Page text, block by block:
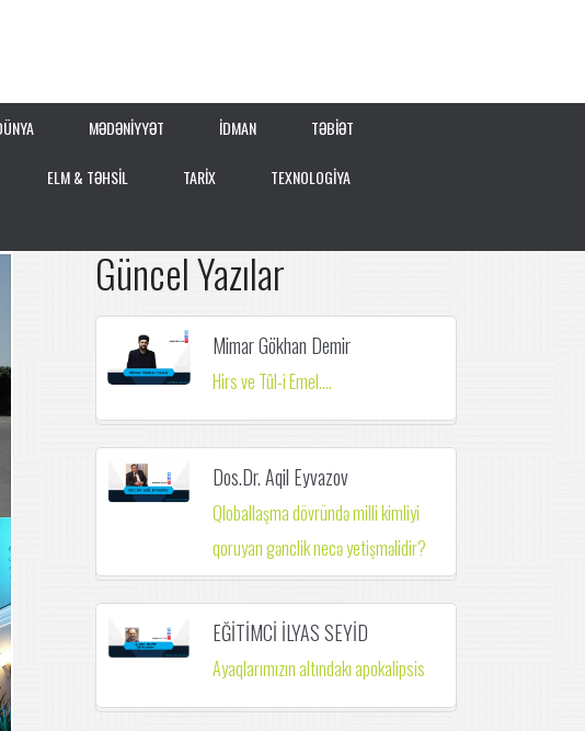
MƏDƏNİYYƏT İDMAN TƏBİƏT
ELM & TƏHSİL TARİX TEXNOLOGİYA
Güncel Yazılar
Mimar Gökhan Demir
Hirs ve Tûl-i Emel....
Dos.Dr. Aqil Eyvazov
Qloballaşma dövründə milli kimliyi
qoruyan gənclik necə yetişməlidir?
EĞİTİMCİ İLYAS SEYİD
Ayaqlarımızın altındakı apokalipsis